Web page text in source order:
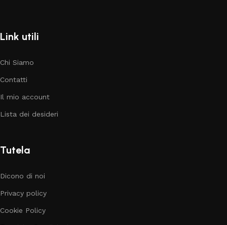
Link utili
Chi Siamo
Contatti
Il mio account
Lista dei desideri
Tutela
Dicono di noi
Privacy policy
Cookie Policy